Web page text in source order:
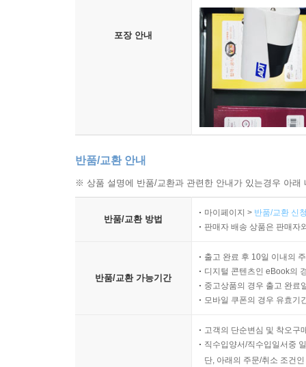
포장 안내
반품/교환 안내
※ 상품 설명에 반품/교환과 관련한 안내가 있는경우 아
반품/교환 방법
마이페이지 > 반품/교환 신
판매자 배송 상품은 판매자
반품/교환 가능기간
출고 완료 후 10일 이내의
디지털 콘텐츠인 eBook의
중고상품의 경우 출고 완료
모바일 쿠폰의 경우 유효기
고객의 단순변심 및 착오구
직수입양서/직수입일서중
단, 아래의 주문/취소 조건